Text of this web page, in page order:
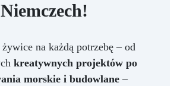
Niemczech!
na każdą potrzebę – od
kreatywnych projektów po
morskie i budowlane–